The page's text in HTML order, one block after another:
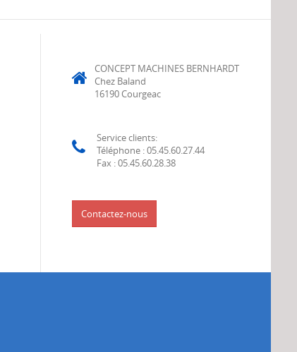
CONCEPT MACHINES BERNHARDT
Chez Baland
16190 Courgeac
Service clients:
Téléphone : 05.45.60.27.44
Fax : 05.45.60.28.38
Contactez-nous